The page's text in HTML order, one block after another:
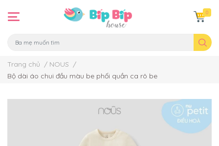
0
Trang chủ / NOUS /
Bộ dài áo chui đầu màu be phối quần ca rô be